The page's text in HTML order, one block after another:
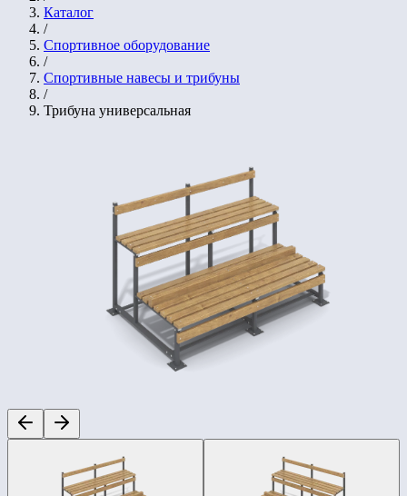
Каталог
/
Спортивное оборудование
/
Спортивные навесы и трибуны
/
Трибуна универсальная